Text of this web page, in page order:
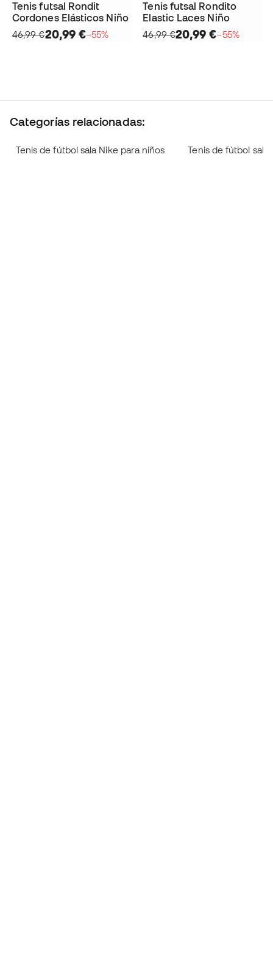
Tenis futsal Rondit
Cordones Elásticos Niño
46,99 €20,99 €−55%
Tenis futsal Rondito
Elastic Laces Niño
46,99 €20,99 €−55%
Categorías relacionadas:
Tenis de fútbol sala Nike para niños Tenis de fútbol